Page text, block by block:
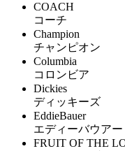
COACH
コーチ
Champion
チャンピオン
Columbia
コロンビア
Dickies
ディッキーズ
EddieBauer
エディーバウアー
FRUIT OF THE